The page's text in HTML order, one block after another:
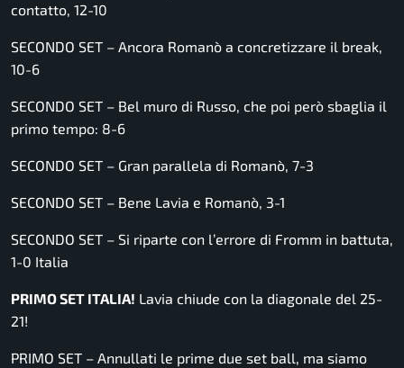
contatto, 12-10
SECONDO SET – Ancora Romanò a concretizzare il break,
10-6
SECONDO SET – Bel muro di Russo, che poi però sbaglia il
primo tempo: 8-6
SECONDO SET – Gran parallela di Romanò, 7-3
SECONDO SET – Bene Lavia e Romanò, 3-1
SECONDO SET – Si riparte con l’errore di Fromm in battuta,
1-0 Italia
PRIMO SET ITALIA! Lavia chiude con la diagonale del 25-
21!
PRIMO SET – Annullati le prime due set ball, ma siamo